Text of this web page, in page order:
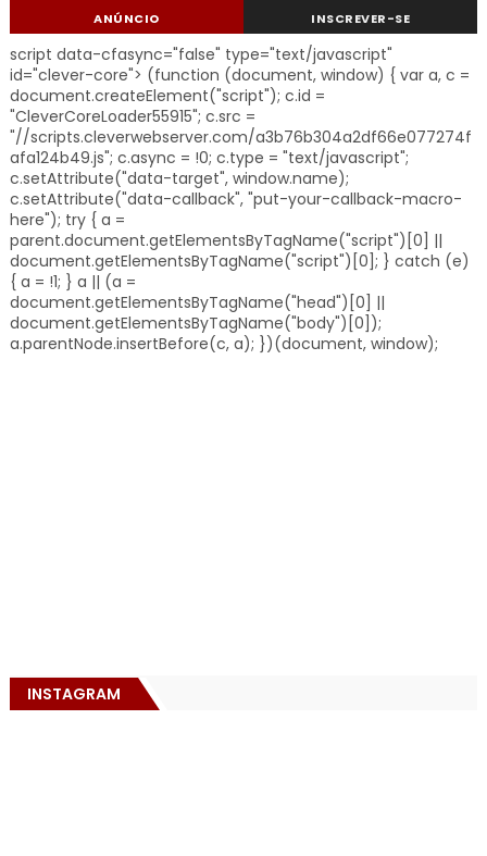
ANÚNCIO INSCREVER-SE
script data-cfasync="false" type="text/javascript"
id="clever-core"> (function (document, window) { var a, c =
document.createElement("script"); c.id =
"CleverCoreLoader55915"; c.src =
"//scripts.cleverwebserver.com/a3b76b304a2df66e077274f
afa124b49.js"; c.async = !0; c.type = "text/javascript";
c.setAttribute("data-target", window.name);
c.setAttribute("data-callback", "put-your-callback-macro-
here"); try { a =
parent.document.getElementsByTagName("script")[0] ||
document.getElementsByTagName("script")[0]; } catch (e)
{ a = !1; } a || (a =
document.getElementsByTagName("head")[0] ||
document.getElementsByTagName("body")[0]);
a.parentNode.insertBefore(c, a); })(document, window);
INSTAGRAM